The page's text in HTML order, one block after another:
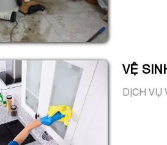
VỆ
DỊCH VỤ